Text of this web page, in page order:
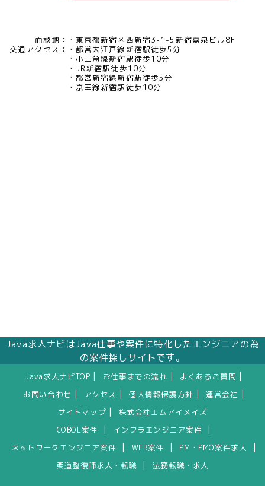
面談地：
東京都新宿区西新宿3-1-5新宿嘉泉ビル8F
交通アクセス：
都営大江戸線新宿駅徒歩5分
小田急線新宿駅徒歩10分
JR新宿駅徒歩10分
都営新宿線新宿駅徒歩5分
京王線新宿駅徒歩10分
Java求人ナビはJava仕事や案件に特化したエンジニアの為
の案件探しサイトです。
Java求人ナビTOP お仕事までの流れ よくあるご質問
お問い合わせ アクセス 個人情報保護方針 運営会社
サイトマップ
株式会社エムアイメイズ
COBOL案件
インフラエンジニア案件
ネットワークエンジニア案件 WEB案件 PM・PMO案件求人
柔道整復師求人・転職 法務転職・求人